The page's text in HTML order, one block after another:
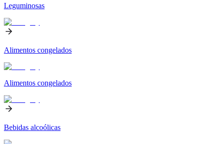
Leguminosas
Alimentos congelados
Alimentos congelados
Bebidas alcoólicas